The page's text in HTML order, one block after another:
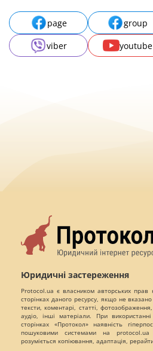
page group
viber
youtube
Юридичні застереження
Protocol.ua є власником авторських
сторінках даного ресурсу, якщо не
тексти, коментарі, статті,
аудіо, інші матеріали. При
сторінках «Протокол» наявність
пошуковими системами на protocol.ua
розуміється копіювання, адаптація,